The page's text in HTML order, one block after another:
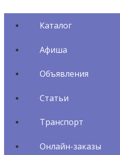
Каталог
Афиша
Объявления
Статьи
Транспорт
Онлайн-заказы